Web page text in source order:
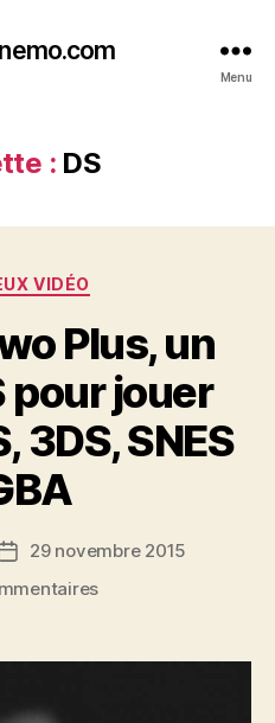
Menu
: DS
Catégories
VIDÉO
Plus, un
pour jouer
3DS, SNES
Date29 novembre 2015
sur
DSTwo